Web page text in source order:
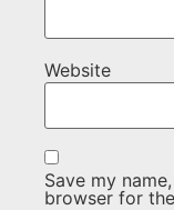
Website
Save my
browser for